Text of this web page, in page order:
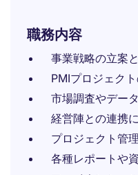
職務内容
事業戦略の立案
PMIプロジェク
市場調査やデー
経営陣との連携
プロジェクト管
各種レポートや